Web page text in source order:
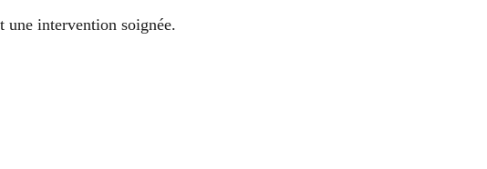
une intervention soignée.